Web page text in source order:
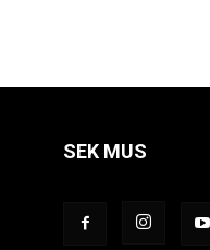
SEK MUS